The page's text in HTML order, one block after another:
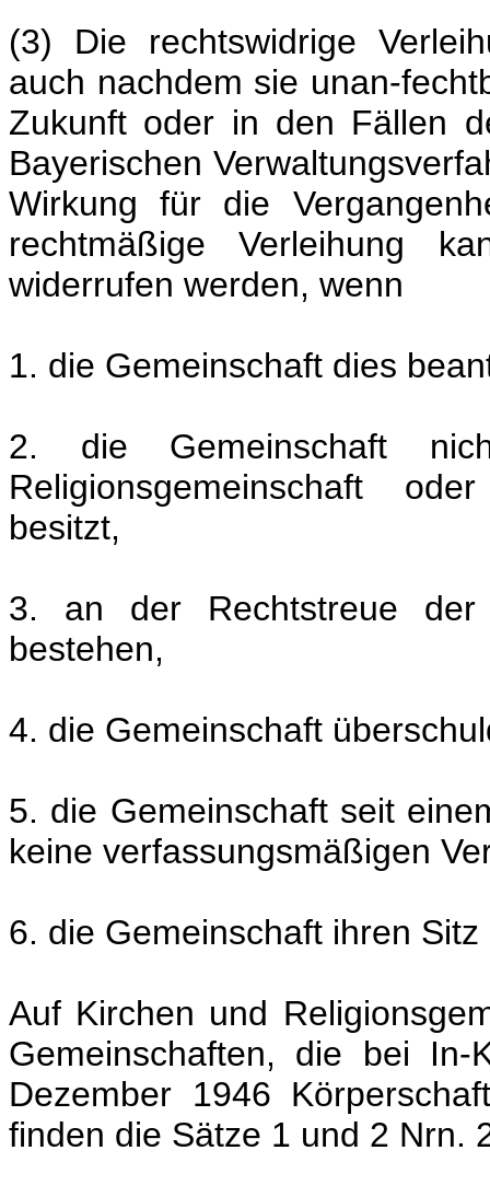
(3) Die rechtswidrige
auch nachdem sie unan-
Zukunft oder in den Fällen
Bayerischen
Wirkung für die
rechtmäßige Verleihung
widerrufen werden, wenn
1. die Gemeinschaft dies
2. die Gemeinschaft
Religionsgemeinschaft
besitzt,
3. an der Rechtstreue der
bestehen,
4. die Gemeinschaft
5. die Gemeinschaft seit
keine verfassungsmäßigen
6. die Gemeinschaft ihren
Auf Kirchen und
Gemeinschaften, die bei In-
Dezember 1946
finden die Sätze 1 und 2 Nrn.